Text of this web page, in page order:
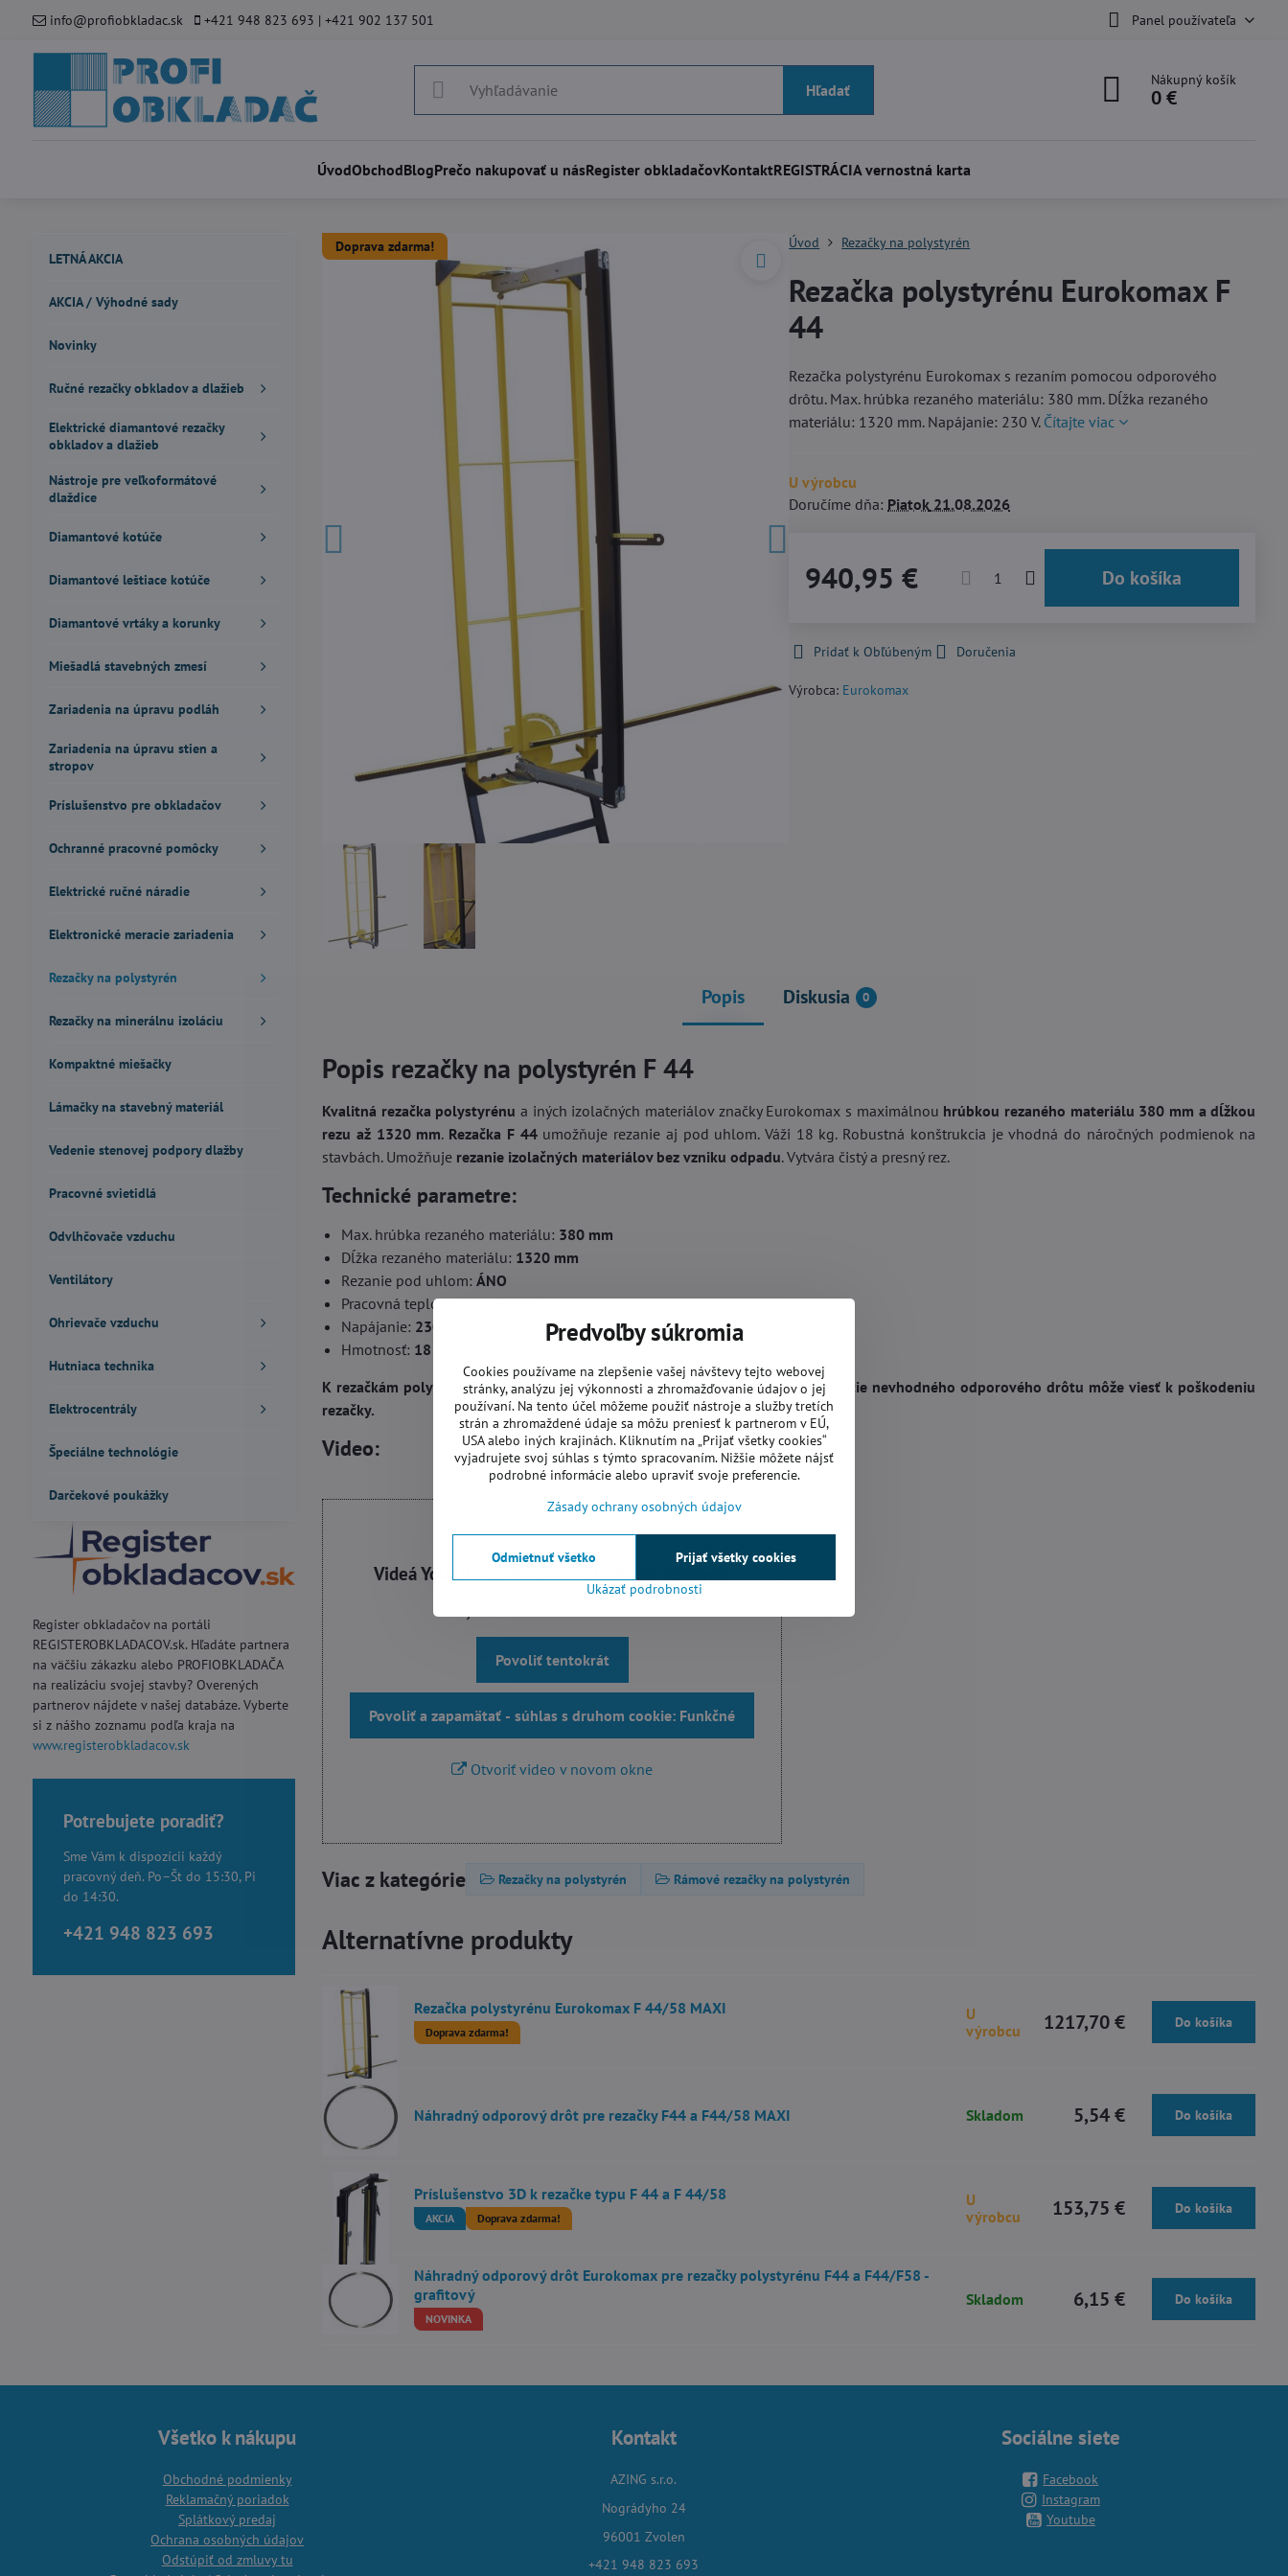
info@profiobkladac.sk +421 948 823 693 | +421 902 137 501 Panel používateľa
Hľadať
Nákupný košík
0 €
ÚvodObchodBlogPrečo nakupovať u násRegister obkladačovKontaktREGISTRÁCIA vernostná karta
Doprava zdarma! Úvod Rezačky na polystyrén
Rezačka polystyrénu Eurokomax F
44
Rezačka polystyrénu Eurokomax s rezaním pomocou odporového
drôtu. Max. hrúbka rezaného materiálu: 380 mm. Dĺžka rezaného
materiálu: 1320 mm. Napájanie: 230 V. Čítajte viac
U výrobcu
Doručíme dňa: Piatok 21.08.2026
940,95 € Do košíka
Pridať k Obľúbeným Doručenia
Výrobca: Eurokomax
Popis Diskusia 0
Popis rezačky na polystyrén F 44
Kvalitná rezačka polystyrénu a iných izolačných materiálov značky Eurokomax s maximálnou hrúbkou rezaného materiálu 380 mm a dĺžkou
rezu až 1320 mm. Rezačka F 44umožňuje rezanie aj pod uhlom. Váži 18 kg. Robustná konštrukcia je vhodná do náročných podmienok na
stavbách. Umožňuje rezanie izolačných materiálov bez vzniku odpadu. Vytvára čistý a presný rez.
Technické parametre:
Max. hrúbka rezaného materiálu: 380 mm
Dĺžka rezaného materiálu: 1320 mm
Rezanie pod uhlom:ÁNO
Pracovná teplota:250 - 350 °C
Napájanie: 230 V / 50 Hz
Hmotnosť: 18 kg
K rezačkám polystyrénu odporúčame používať len drôty od ich výrobcu. Použitie nevhodného odporového drôtu môže viesť k poškodeniu
rezačky.
Video:
Videá Youtube sú blokované Voľbami súkromia
Povoliť tentokrát
Povoliť a zapamätať - súhlas s druhom cookie: Funkčné
Otvoriť video v novom okne
Viac z kategórie Rezačky na polystyrén Rámové rezačky na polystyrén
Alternatívne produkty
Rezačka polystyrénu Eurokomax F 44/58 MAXI
Doprava zdarma!
U
výrobcu
1217,70 € Do košíka
Náhradný odporový drôt pre rezačky F44 a F44/58 MAXI Skladom 5,54 € Do košíka
Príslušenstvo 3D k rezačke typu F 44 a F 44/58
AKCIA Doprava zdarma!
U
výrobcu
153,75 € Do košíka
Náhradný odporový drôt Eurokomax pre rezačky polystyrénu F44 a F44/F58 -
grafitový
NOVINKA
Skladom 6,15 € Do košíka
LETNÁ AKCIA
AKCIA / Výhodné sady
Novinky
Ručné rezačky obkladov a dlažieb
Elektrické diamantové rezačky
obkladov a dlažieb
Nástroje pre veľkoformátové
dlaždice
Diamantové kotúče
Diamantové leštiace kotúče
Diamantové vrtáky a korunky
Miešadlá stavebných zmesí
Zariadenia na úpravu podláh
Zariadenia na úpravu stien a
stropov
Príslušenstvo pre obkladačov
Ochranné pracovné pomôcky
Elektrické ručné náradie
Elektronické meracie zariadenia
Rezačky na polystyrén
Rezačky na minerálnu izoláciu
Kompaktné miešačky
Lámačky na stavebný materiál
Vedenie stenovej podpory dlažby
Pracovné svietidlá
Odvlhčovače vzduchu
Ventilátory
Ohrievače vzduchu
Hutniaca technika
Elektrocentrály
Špeciálne technológie
Darčekové poukážky
Register obkladačov na portáli
REGISTEROBKLADACOV.sk. Hľadáte partnera
na väčšiu zákazku alebo PROFIOBKLADAČA
na realizáciu svojej stavby? Overených
partnerov nájdete v našej databáze. Vyberte
si z nášho zoznamu podľa kraja na
www.registerobkladacov.sk
Potrebujete poradiť?
Sme Vám k dispozícii každý
pracovný deň. Po–Št do 15:30, Pi
do 14:30.
+421 948 823 693
Všetko k nákupu
Obchodné podmienky
Reklamačný poriadok
Splátkový predaj
Ochrana osobných údajov
Odstúpiť od zmluvy tu
Kontakt
AZING s.r.o.
Nográdyho 24
96001 Zvolen
+421 948 823 693
Sociálne siete
Facebook
Instagram
Youtube
Predvoľby súkromia
Cookies používame na zlepšenie vašej návštevy tejto webovej
stránky, analýzu jej výkonnosti a zhromažďovanie údajov o jej
používaní. Na tento účel môžeme použiť nástroje a služby tretích
strán a zhromaždené údaje sa môžu preniesť k partnerom v EÚ,
USA alebo iných krajinách. Kliknutím na „Prijať všetky cookies“
vyjadrujete svoj súhlas s týmto spracovaním. Nižšie môžete nájsť
podrobné informácie alebo upraviť svoje preferencie.
Zásady ochrany osobných údajov
Ukázať podrobnosti
Prijať všetky cookies
Odmietnuť všetko